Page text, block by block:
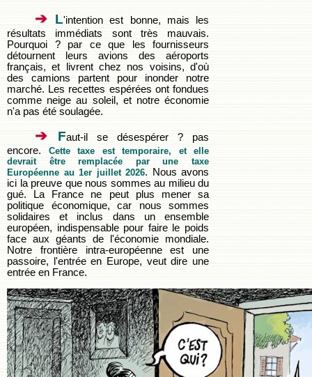
➔ L'intention est bonne, mais les
résultats immédiats sont très mauvais.
Pourquoi ? par ce que les fournisseurs
détournent leurs avions des aéroports
français, et livrent chez nos voisins, d'où
des camions partent pour inonder notre
marché. Les recettes espérées ont fondues
comme neige au soleil, et notre économie
n'a pas été soulagée.
➔ Faut-il se désespérer ? pas
encore. Cette taxe est temporaire, et elle
devrait être remplacée par une taxe
Européenne au 1er juillet 2026. Nous avons
ici la preuve que nous sommes au milieu du
gué. La France ne peut plus mener sa
politique économique, car nous sommes
solidaires et inclus dans un ensemble
européen, indispensable pour faire le poids
face aux géants de l'économie mondiale.
Notre frontière intra-européenne est une
passoire, l'entrée en Europe, veut dire une
entrée en France.